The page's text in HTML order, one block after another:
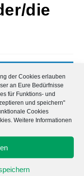
der Cookies erlauben
an Eure Bedürfnisse
für Funktions- und
und speichern"
Cookies
Weitere Informationen
die